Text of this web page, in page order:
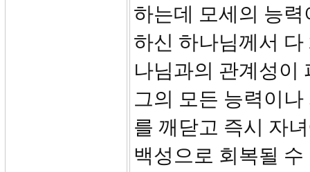
하는데 모세의 능
하신 하나님께서
나님과의 관계성이
그의 모든 능력이
를 깨닫고 즉시 자
백성으로 회복될